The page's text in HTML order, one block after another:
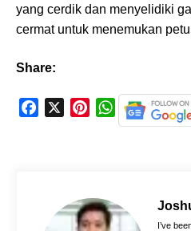
yang cerdik dan menyelidiki
cermat untuk menemukan
Share:
r
e
W
h
A
I’ve